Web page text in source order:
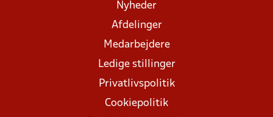
Nyheder
Afdelinger
Medarbejdere
Ledige stillinger
Privatlivspolitik
Cookiepolitik